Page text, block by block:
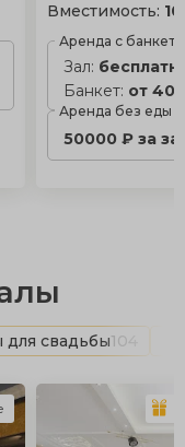
Вместимость:
Аренда с
Зал:
Банкет: от
Аренда без еды
50000 ₽ за
для свадьбы104